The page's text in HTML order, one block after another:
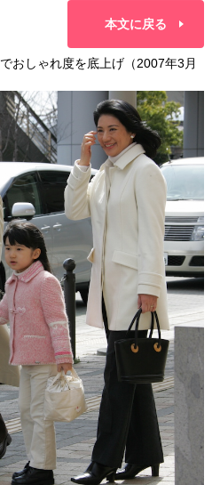
本文に戻る
おしゃれ度を底上げ（2007年3月